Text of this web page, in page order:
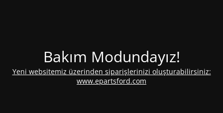
Bakım Modundayız!
Yeni websitemiz üzerinden siparişlerinizi oluşturabilirsiniz:
www.epartsford.com